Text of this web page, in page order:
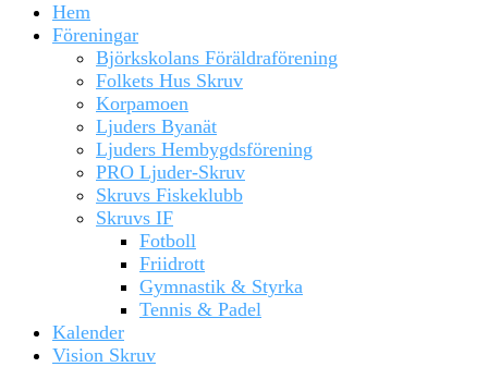
Hem
Föreningar
Björkskolans Föräldraförening
Folkets Hus Skruv
Korpamoen
Ljuders Byanät
Ljuders Hembygdsförening
PRO Ljuder-Skruv
Skruvs Fiskeklubb
Skruvs IF
Fotboll
Friidrott
Gymnastik & Styrka
Tennis & Padel
Kalender
Vision Skruv